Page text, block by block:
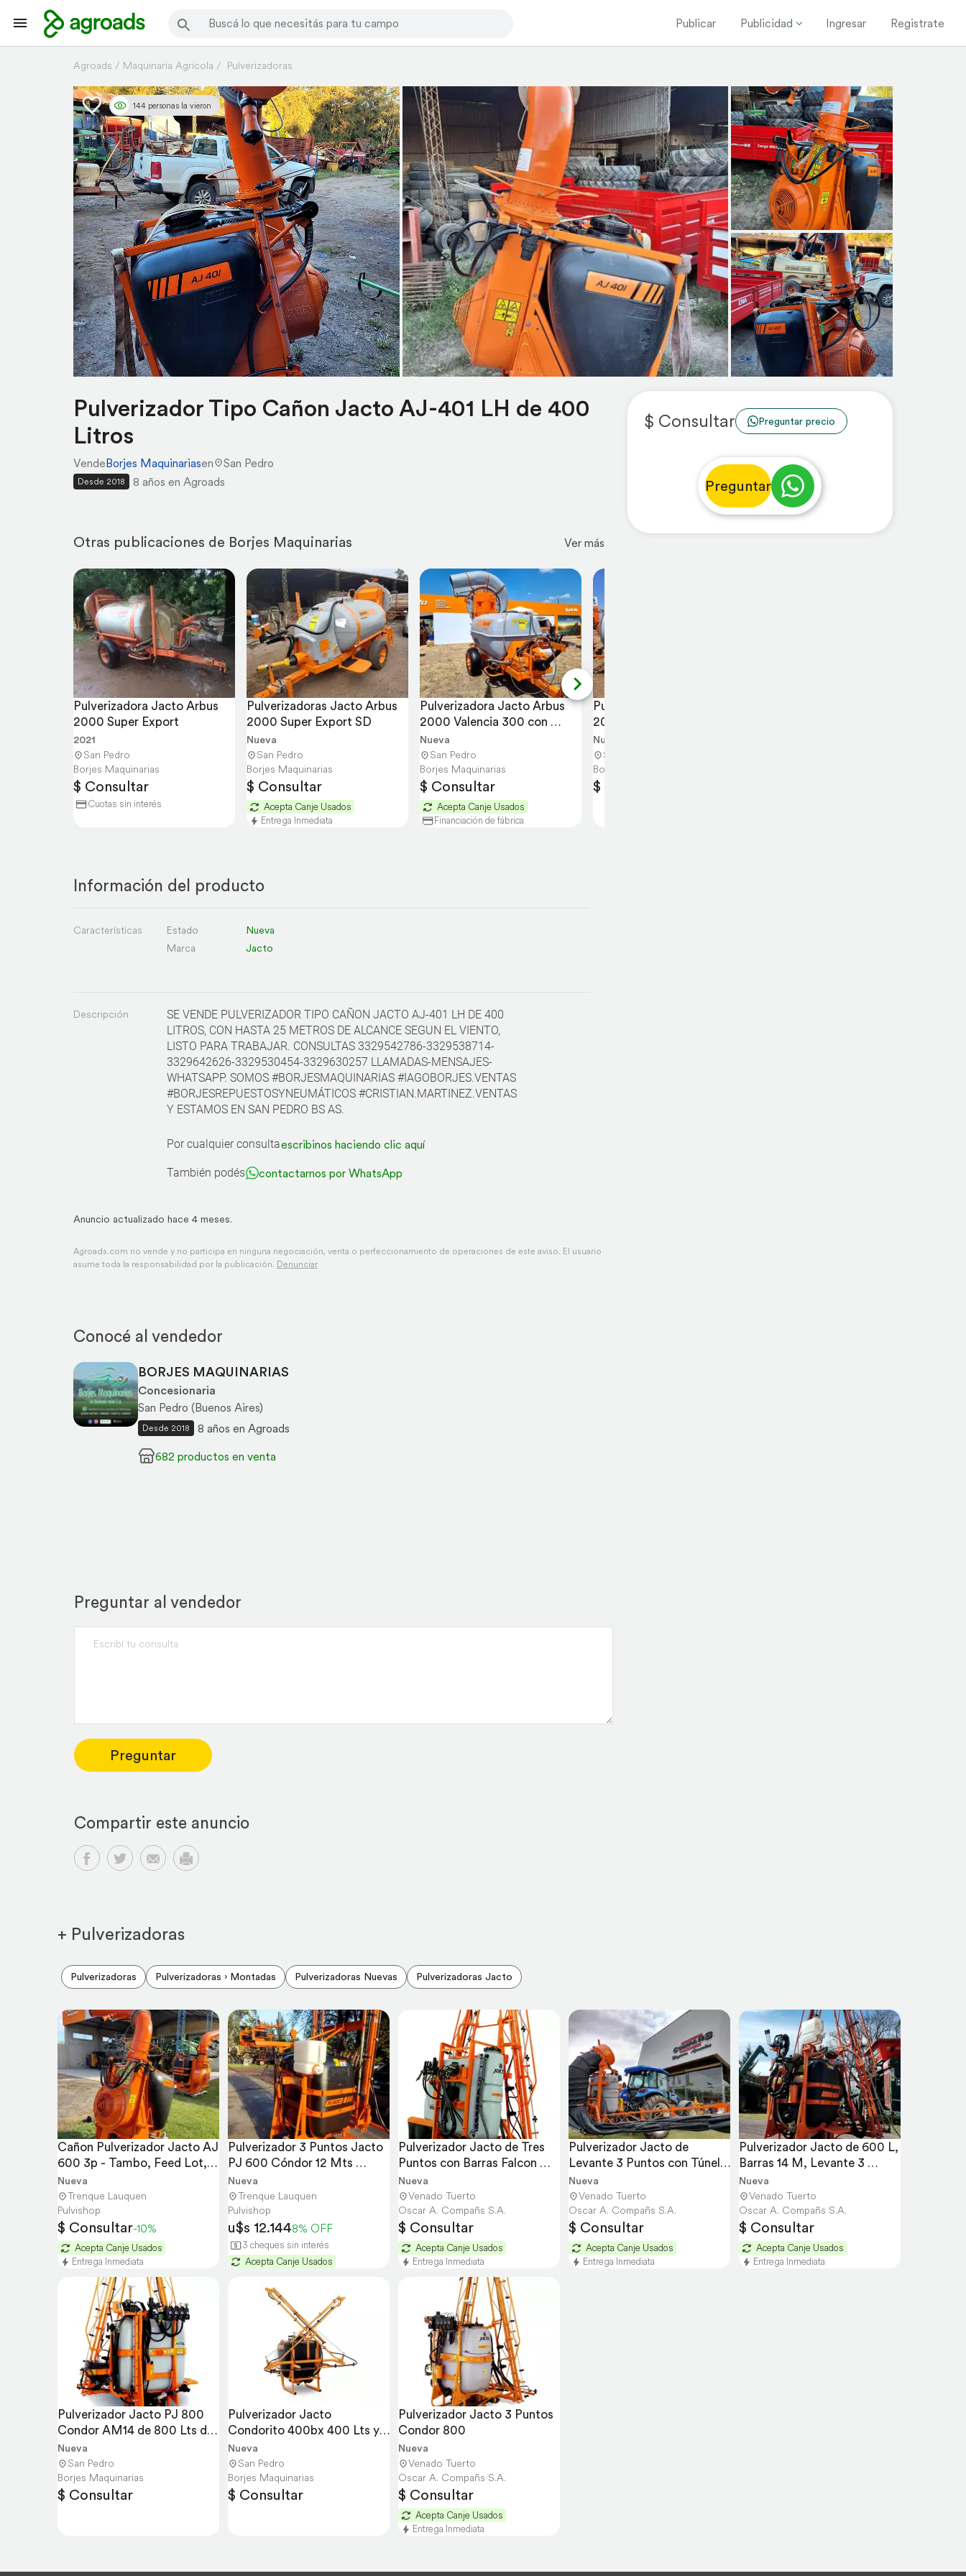
Publicar Publicidad Ingresar Registrate
Agroads Maquinaria Agricola Pulverizadoras
144 personas la vieron
Pulverizador Tipo Cañon Jacto AJ-401 LH de 400
Litros
VendeBorjes Maquinariasen San Pedro
Desde 2018 8 años en Agroads
Otras publicaciones de Borjes Maquinarias Ver más
Pulverizadora Jacto Arbus
2000 Super Export
2021
San Pedro
Borjes Maquinarias
$ Consultar
Cuotas sin interés
Pulverizadoras Jacto Arbus
2000 Super Export SD
Nueva
San Pedro
Borjes Maquinarias
$ Consultar
Acepta Canje Usados
Entrega Inmediata
Pulverizadora Jacto Arbus
2000 Valencia 300 con
Bomba JP 190
Nueva
San Pedro
Borjes Maquinarias
$ Consultar
Acepta Canje Usados
Financiación de fábrica
Pulverizador Jacto Arbus
2000 3pe/1000/190
Nueva
San Pedro
Borjes Maquinarias
$ Consultar
Información del producto
Características Estado
Nueva
Marca
Jacto
Descripción
SE VENDE PULVERIZADOR TIPO CAÑON JACTO AJ-401 LH DE 400
LITROS, CON HASTA 25 METROS DE ALCANCE SEGUN EL VIENTO,
LISTO PARA TRABAJAR. CONSULTAS 3329542786-3329538714-
3329642626-3329530454-3329630257 LLAMADAS-MENSAJES-
WHATSAPP. SOMOS #BORJESMAQUINARIAS #IAGOBORJES.VENTAS
#BORJESREPUESTOSYNEUMÁTICOS #CRISTIAN.MARTINEZ.VENTAS
Y ESTAMOS EN SAN PEDRO BS AS.
Por cualquier consultaescribinos haciendo clic aquí
También podés contactarnos por WhatsApp
Anuncio actualizado hace 4 meses.
Agroads.com no vende y no participa en ninguna negociación, venta o perfeccionamiento de operaciones de este aviso. El usuario
asume toda la responsabilidad por la publicación. Denunciar
Conocé al vendedor
BORJES MAQUINARIAS
Concesionaria
San Pedro (Buenos Aires)
Desde 2018
8 años en Agroads
682 productos en venta
$ Consultar Preguntar precio
Preguntar
Preguntar al vendedor
Preguntar
Compartir este anuncio
Compartir en Facebook
Compartir en Twitter
Compartir por email
Imprimir
+ Pulverizadoras
Pulverizadoras Pulverizadoras › Montadas Pulverizadoras Nuevas Pulverizadoras Jacto
Cañon Pulverizador Jacto AJ
600 3p - Tambo, Feed Lot,
Mosca
Nueva
Trenque Lauquen
Pulvishop
$ Consultar-10%
Acepta Canje Usados
Entrega Inmediata
Pulverizador 3 Puntos Jacto
PJ 600 Cóndor 12 Mts
Tambos
Nueva
Trenque Lauquen
Pulvishop
u$s 12.1448% OFF
3 cheques sin interés
Acepta Canje Usados
Pulverizador Jacto de Tres
Puntos con Barras Falcon
AM14
Nueva
Venado Tuerto
Oscar A. Compañs S.A.
$ Consultar
Acepta Canje Usados
Entrega Inmediata
Pulverizador Jacto de
Levante 3 Puntos con Túnel
de Viento
Nueva
Venado Tuerto
Oscar A. Compañs S.A.
$ Consultar
Acepta Canje Usados
Entrega Inmediata
Pulverizador Jacto de 600 L,
Barras 14 M, Levante 3
Puntos
Nueva
Venado Tuerto
Oscar A. Compañs S.A.
$ Consultar
Acepta Canje Usados
Entrega Inmediata
Pulverizador Jacto PJ 800
Condor AM14 de 800 Lts de
3 Pts
Nueva
San Pedro
Borjes Maquinarias
$ Consultar
Pulverizador Jacto
Condorito 400bx 400 Lts y
Barra de 10 Mts
Nueva
San Pedro
Borjes Maquinarias
$ Consultar
Pulverizador Jacto 3 Puntos
Condor 800
Nueva
Venado Tuerto
Oscar A. Compañs S.A.
$ Consultar
Acepta Canje Usados
Entrega Inmediata